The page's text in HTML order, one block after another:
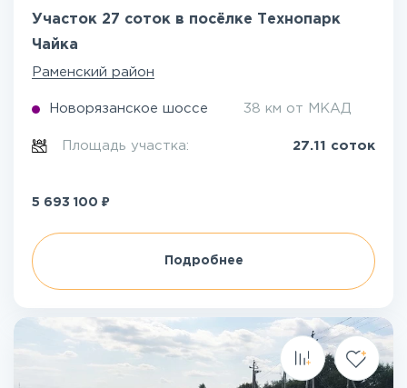
Участок 27 соток в посёлке Технопарк
Чайка
Раменский район
Новорязанское шоссе 38 км от МКАД
Площадь участка: 27.11 соток
5 693 100 ₽
Подробнее